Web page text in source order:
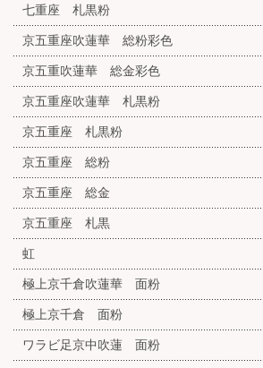
七重座 札黒粉
京五重座吹蓮華 総粉彩色
京五重吹蓮華 総金彩色
京五重座吹蓮華 札黒粉
京五重座 札黒粉
京五重座 総粉
京五重座 総金
京五重座 札黒
虹
極上京千倉吹蓮華 面粉
極上京千倉 面粉
ワラビ足京中吹蓮 面粉